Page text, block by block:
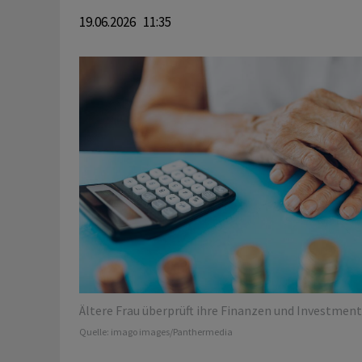
19.06.2026 11:35
Ältere Frau überprüft ihre Finanzen und
Quelle: imago images/Panthermedia